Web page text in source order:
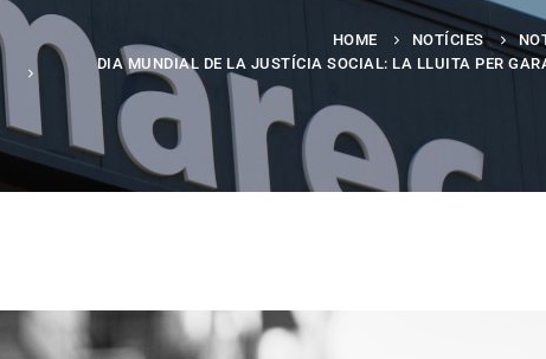
HOME NOTÍCIES
DIA MUNDIAL DE LA JUSTÍCIA SOCIAL: LA LLUITA PER